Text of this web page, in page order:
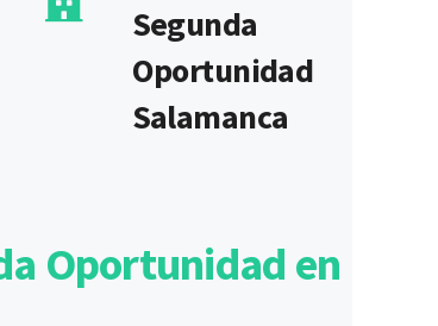
Segunda
Oportunidad
Salamanca
Oportunidad en